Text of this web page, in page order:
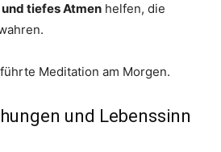
tiefes Atmen helfen, die
Meditation am Morgen.
und Lebenssinn